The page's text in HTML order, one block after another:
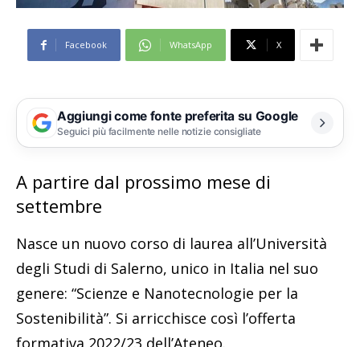
Facebook WhatsApp X
Aggiungi come fonte preferita su Google
Seguici più facilmente nelle notizie consigliate
A partire dal prossimo mese di
settembre
Nasce un nuovo corso di laurea all’Università
degli Studi di Salerno, unico in Italia nel suo
genere: “Scienze e Nanotecnologie per la
Sostenibilità”. Si arricchisce così l’offerta